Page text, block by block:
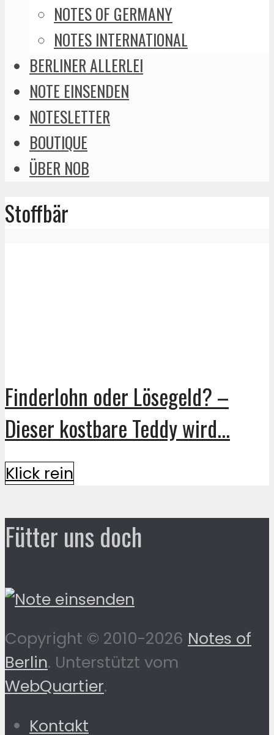
NOTES OF GERMANY
NOTES INTERNATIONAL
BERLINER ALLERLEI
NOTE EINSENDEN
NOTESLETTER
BOUTIQUE
ÜBER NOB
Stoffbär
Finderlohn oder Lösegeld? –
Dieser kostbare Teddy wird...
Klick rein
Fütter uns doch
Copyright © 2010-2026 Notes of
Berlin. Unterstützt vom
WebQuartier.
Kontakt